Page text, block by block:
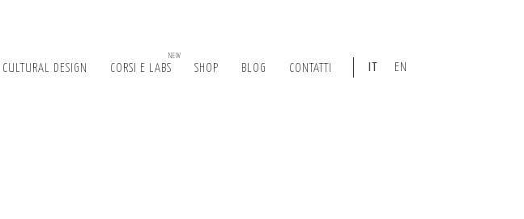
CULTURAL DESIGN CORSI E LABS
NEW
SHOP BLOG CONTATTI IT EN